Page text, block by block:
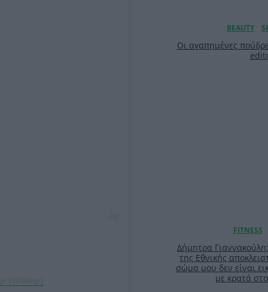
Οι αγαπημένες
Δήμητρα
της Εθνικής
σώμα μου δεν είναι
με κρατά